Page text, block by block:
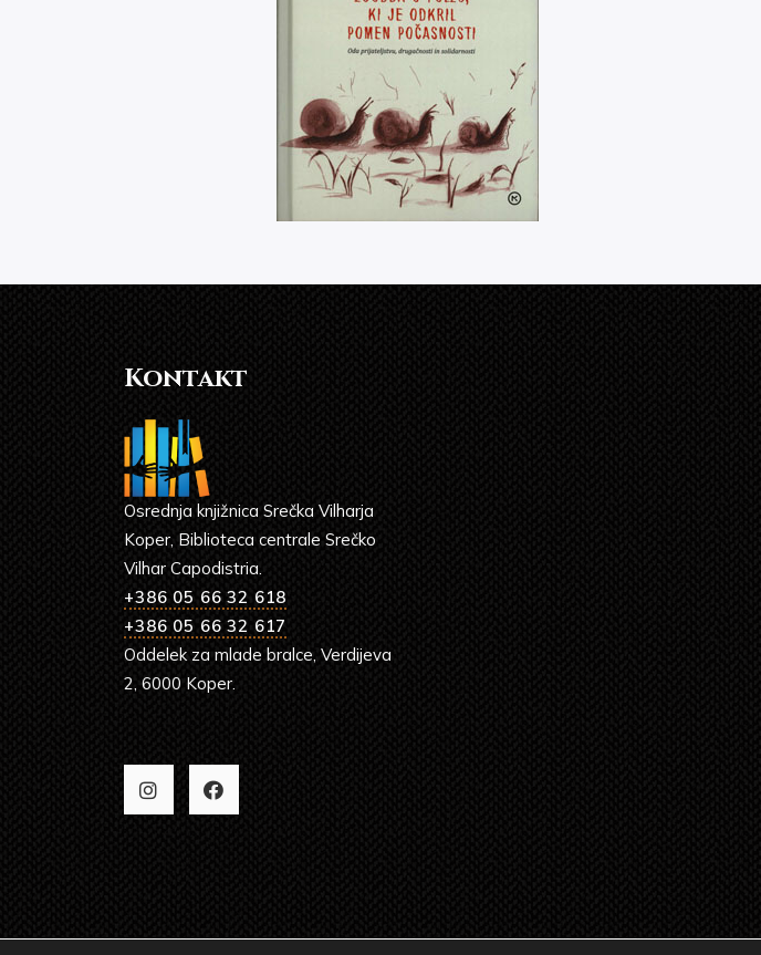
Kontakt
Osrednja knjižnica Srečka Vilharja
Koper, Biblioteca centrale Srečko
Vilhar Capodistria.
+386 05 66 32 618
+386 05 66 32 617
Oddelek za mlade bralce, Verdijeva
2, 6000 Koper.